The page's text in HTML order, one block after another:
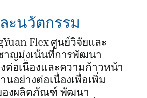
ะนวัตกรรม
Flex ศูนย์วิจัยและ
ญมุ่งเน้นที่การพัฒนา
อเนื่องและความก้าวหน้า
นอย่างต่อเนื่องเพื่อเพิ่ม
องผลิตภัณฑ์ พัฒนา